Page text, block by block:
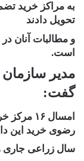
به مراکز خرید
تحویل دادند
و مطالبات آنان
است.
مدیر
گفت:
امسال ۱۶ مرکز
رضوی خرید این
سال زراعی جاری